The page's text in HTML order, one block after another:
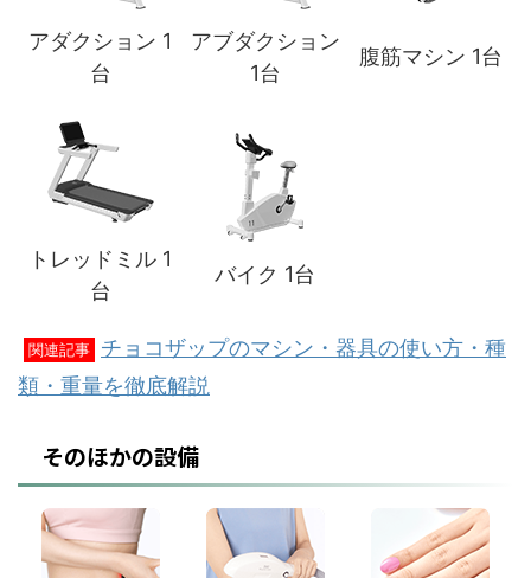
アダクション 1
台
アブダクション
1台
腹筋マシン 1台
トレッドミル 1
台
バイク 1台
関連記事
チョコザップのマシン・器具の使い方・種
類・重量を徹底解説
そのほかの設備